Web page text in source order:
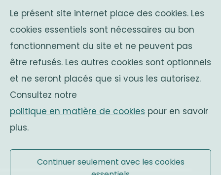
Le présent site internet place des cookies. Les
cookies essentiels sont nécessaires au bon
fonctionnement du site et ne peuvent pas
être refusés. Les autres cookies sont optionnels
et ne seront placés que si vous les autorisez.
Consultez notre
politique en matière de cookies pour en savoir
plus.
Continuer seulement avec les cookies
Avenue Franklin Roosevelt 25
1050 Bruxelles
Belgium
associations sœurs
Solidaritas
Fonds Keingiaert
monarchie belge
Site officiel